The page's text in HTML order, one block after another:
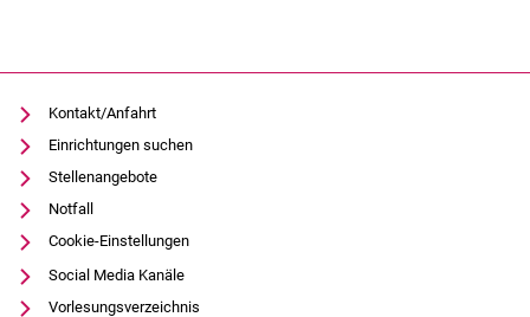
Kontakt/Anfahrt
Einrichtungen suchen
Stellenangebote
Notfall
Cookie-Einstellungen
Social Media Kanäle
Vorlesungsverzeichnis